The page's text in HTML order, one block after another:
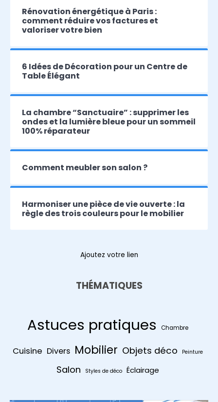
Rénovation énergétique à Paris :
comment réduire vos factures et
valoriser votre bien
6 Idées de Décoration pour un Centre de
Table Élégant
La chambre “Sanctuaire” : supprimer les
ondes et la lumière bleue pour un sommeil
100% réparateur
Comment meubler son salon ?
Harmoniser une pièce de vie ouverte : la
règle des trois couleurs pour le mobilier
Ajoutez votre lien
THÉMATIQUES
Astuces pratiques Chambre
Cuisine Divers Mobilier Objets déco Peinture
Salon Styles de déco Éclairage